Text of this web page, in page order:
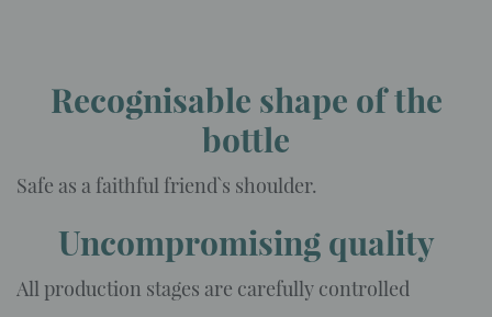
Recognisable shape of the
bottle
Safe as a faithful friend`s shoulder.
Uncompromising quality
All production stages are carefully controlled